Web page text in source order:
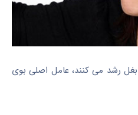
رشد می کنند، عامل اصلی بوی